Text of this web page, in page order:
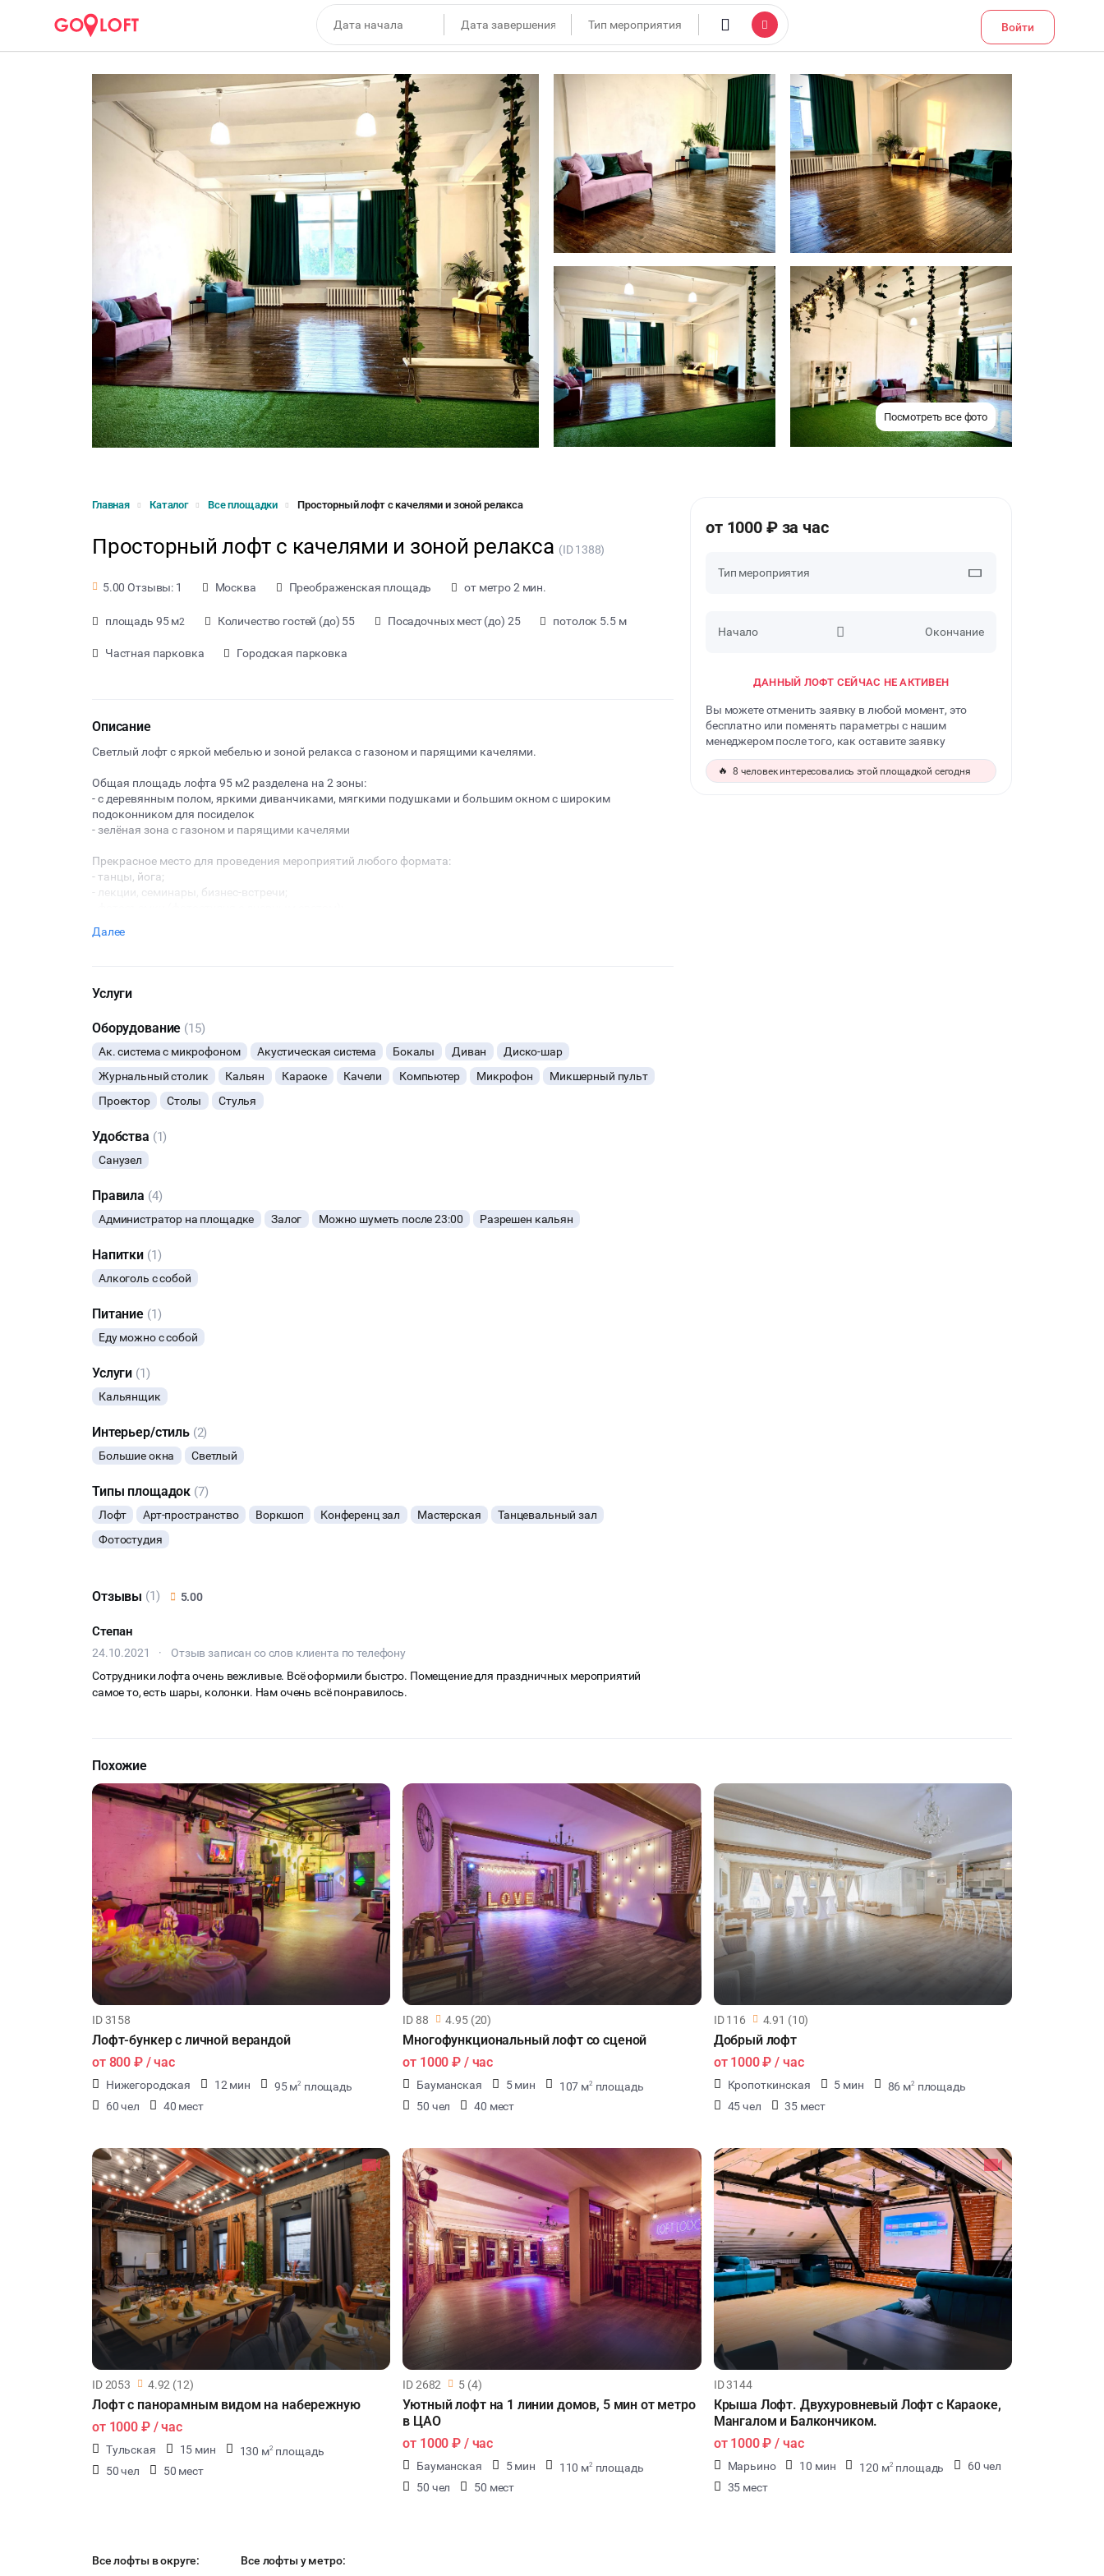
Войти
Посмотреть все фото
Главная Каталог Все площадки Просторный лофт с качелями и зоной релакса
Просторный лофт с качелями и зоной релакса (ID 1388)
5.00 Отзывы: 1 Москва Преображенская площадь от метро 2 мин.
площадь 95 м2 Количество гостей (до) 55 Посадочных мест (до) 25 потолок 5.5 м
Частная парковка Городская парковка
Описание
Светлый лофт с яркой мебелью и зоной релакса с газоном и парящими качелями.
Общая площадь лофта 95 м2 разделена на 2 зоны:
- с деревянным полом, яркими диванчиками, мягкими подушками и большим окном с широким
подоконником для посиделок
- зелёная зона с газоном и парящими качелями
Прекрасное место для проведения мероприятий любого формата:
- танцы, йога;
- лекции, семинары, бизнес-встречи;
От метро Преображенская площадь 2 минуты пешком!!!
Далее
Услуги
Оборудование (15)
Ак. система с микрофоном Акустическая система Бокалы Диван
Диско-шар
Журнальный столик
Кальян Караоке Качели Компьютер Микрофон
Микшерный пульт
Проектор
Столы Стулья
Удобства (1)
Санузел
Правила (4)
Администратор на площадке Залог Можно шуметь после 23:00 Разрешен кальян
Напитки (1)
Алкоголь с собой
Питание (1)
Еду можно с собой
Услуги (1)
Кальянщик
Интерьер/стиль (2)
Большие окна Светлый
Типы площадок (7)
Лофт Арт-пространство Воркшоп Конференц зал Мастерская
Танцевальный зал
Фотостудия
Отзывы (1) 5.00
Степан
24.10.2021 ·
Отзыв записан со слов клиента по телефону
Сотрудники лофта очень вежливые. Всё оформили быстро. Помещение для праздничных мероприятий
самое то, есть шары, колонки. Нам очень всё понравилось.
от 1000 ₽ за час
Тип мероприятия
ДЕНЬ РОЖДЕНИЯ
ДЕВИЧНИК
ЧАЕПИТИЕ
ТИМБИЛДИНГ
Начало Окончание
ДАННЫЙ ЛОФТ СЕЙЧАС НЕ АКТИВЕН
Вы можете отменить заявку в любой момент, это
бесплатно или поменять параметры с нашим
менеджером после того, как оставите заявку
🔥 8 человек интересовались этой площадкой сегодня
Похожие
ID 3158
Лофт-бункер с личной верандой
от 800 ₽/ час
Нижегородская 12 мин 95 м2 площадь
60 чел
40 мест
ID 88 4.95 (20)
Многофункциональный лофт со сценой
от 1000 ₽ / час
Бауманская 5 мин 107 м2 площадь
50 чел
40 мест
ID 116 4.91 (10)
Добрый лофт
от 1000 ₽ / час
Кропоткинская 5 мин 86 м2 площадь
45 чел
35 мест
ID 2053 4.92 (12)
Лофт с панорамным видом на набережную
от 1000 ₽/ час
Тульская 15 мин 130 м2 площадь
50 чел
50 мест
ID 2682 5 (4)
Уютный лофт на 1 линии домов, 5 мин от метро
в ЦАО
от 1000 ₽ / час
Бауманская 5 мин 110 м2 площадь
50 чел
50 мест
ID 3144
Крыша Лофт. Двухуровневый Лофт с Караоке,
Мангалом и Балкончиком.
от 1000 ₽ / час
Марьино 10 мин 120 м2 площадь
60 чел
35 мест
Все лофты в округе: Все лофты у метро: